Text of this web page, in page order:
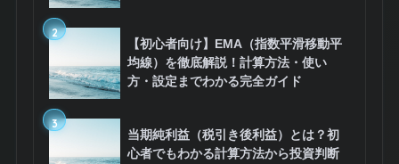
2
【初心者向け】EMA（指数平滑移動平
均線）を徹底解説！計算方法・使い
方・設定までわかる完全ガイド
3
当期純利益（税引き後利益）とは？初
心者でもわかる計算方法から投資判断